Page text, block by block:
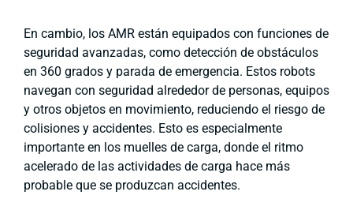
En cambio, los AMR están equipados con funciones de
seguridad avanzadas, como detección de obstáculos
en 360 grados y parada de emergencia. Estos robots
navegan con seguridad alrededor de personas, equipos
y otros objetos en movimiento, reduciendo el riesgo de
colisiones y accidentes. Esto es especialmente
importante en los muelles de carga, donde el ritmo
acelerado de las actividades de carga hace más
probable que se produzcan accidentes.